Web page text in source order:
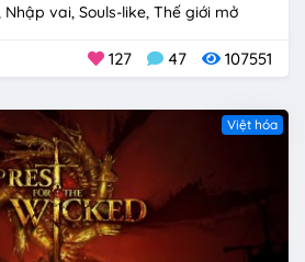
Nhập vai Souls-like Thế giới mở
127 47 107551
Việt hóa